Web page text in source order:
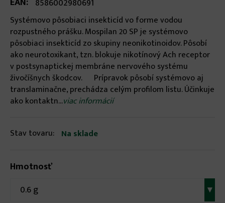
Systémovo pôsobiaci insekticíd vo forme vodou
rozpustného prášku. Mospilan 20 SP je systémovo
pôsobiaci insekticíd zo skupiny neonikotinoidov. Pôsobí
ako neurotoxikant, tzn. blokuje nikotínový Ach receptor
v postsynaptickej membráne nervového systému
živočíšnych škodcov. Prípravok pôsobí systémovo aj
translaminačne, prechádza celým profilom listu. Účinkuje
ako kontaktn...viac informácií
Stav tovaru: Na sklade
Hmotnosť
0.6 g
▾